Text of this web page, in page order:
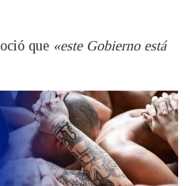
que «este Gobierno está